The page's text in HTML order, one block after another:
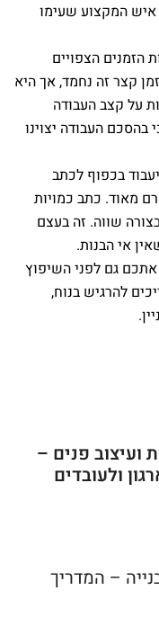
איש המקצוע שעימו
הזמנים הצפויים
קצר זה נחמד, אך היא
על קצב העבודה
בהסכם העבודה יצוינו
בכפוף לכתב
מאוד. כתב כמויות
שווה. זה בעצם
אי הבנות.
גם לפני השיפוץ
להרגיש בנוח,
ועיצוב פנים –
ולעובדים
– המדריך